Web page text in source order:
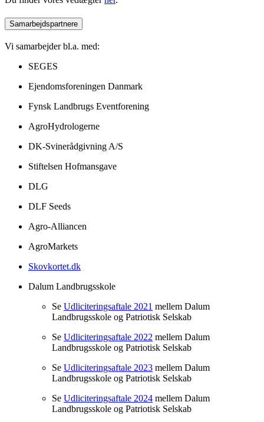
Samarbejdspartnere
Vi samarbejder bl.a. med:
SEGES
Ejendomsforeningen Danmark
Fynsk Landbrugs Eventforening
AgroHydrologerne
DK-Svinerådgivning A/S
Stiftelsen Hofmansgave
DLG
DLF Seeds
Agro-Alliancen
AgroMarkets
Skovkortet.dk
Dalum Landbrugsskole
Se Udliciteringsaftale 2021 mellem Dalum
Landbrugsskole og Patriotisk Selskab
Se Udliciteringsaftale 2022 mellem Dalum
Landbrugsskole og Patriotisk Selskab
Se Udliciteringsaftale 2023 mellem Dalum
Landbrugsskole og Patriotisk Selskab
Se Udliciteringsaftale 2024 mellem Dalum
Landbrugsskole og Patriotisk Selskab